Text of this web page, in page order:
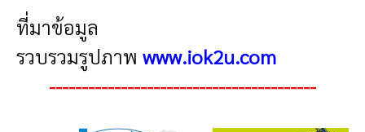
ที่มาข้อมูล
รวบรวมรูปภาพ www.iok2u.com
-----------------------------------------